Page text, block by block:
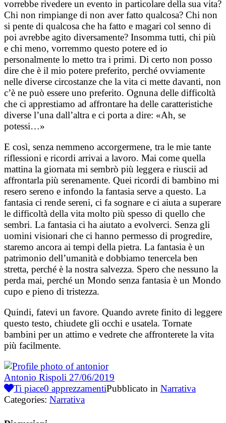
vorrebbe rivedere un evento in particolare della sua vita?
Chi non rimpiange di non aver fatto qualcosa? Chi non
si pente di qualcosa che ha fatto e magari col senno di
poi avrebbe agito diversamente? Insomma tutti, chi più
e chi meno, vorremmo questo potere ed io
personalmente lo metto tra i primi. Di certo non posso
dire che è il mio potere preferito, perché ovviamente
nelle diverse circostanze che la vita ci mette davanti, non
c’è ne può essere uno preferito. Ognuna delle difficoltà
che ci apprestiamo ad affrontare ha delle caratteristiche
diverse l’una dall’altra e ci porta a dire: «Ah, se
potessi…»
E così, senza nemmeno accorgermene, tra le mie tante
riflessioni e ricordi arrivai a lavoro. Mai come quella
mattina la giornata mi sembrò più leggera e riuscii ad
affrontarla più serenamente. Quei ricordi di bambino mi
resero sereno e infondo la fantasia serve a questo. La
fantasia ci rende sereni, ci fa sognare e ci aiuta a superare
le difficoltà della vita molto più spesso di quello che
sembri. La fantasia ci ha aiutato a evolverci. Senza gli
uomini visionari che ci hanno permesso di progredire,
staremo ancora ai tempi della pietra. La fantasia è un
patrimonio dell’umanità e dobbiamo tenercela ben
stretta, perché è la nostra salvezza. Spero che nessuno la
perda mai, perché un Mondo senza fantasia è un Mondo
cupo e pieno di tristezza.
Quindi, fatevi un favore. Quando avrete finito di leggere
questo testo, chiudete gli occhi e usatela. Tornate
bambini per un attimo e vedrete che affronterete la vita
più facilmente.
Antonio Rispoli 27/06/2019
Ti piace0 apprezzamentiPubblicato in Narrativa
Categories: Narrativa